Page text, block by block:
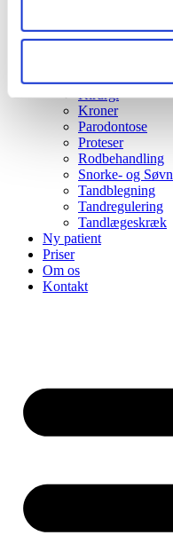
Caries
Implantater
Kirurgi
Kroner
Parodontose
Proteser
Rodbehandling
Snorke- og
Tandblegning
Tandregulering
Tandlægeskræk
Ny patient
Priser
Om os
Kontakt